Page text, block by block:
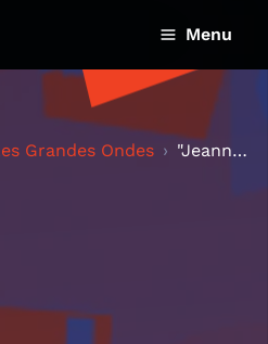
Menu
Grandes Ondes "Jeanne Baret, une exploratrice extraordinaire" -...